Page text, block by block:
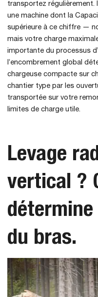
transportez régulièrement.
une machine dont la
supérieure à ce chiffre —
mais votre charge
importante du processus
l’encombrement global
chargeuse compacte sur
chantier type par les
transportée sur votre
limites de charge utile.
Levage
vertical ?
du bras.